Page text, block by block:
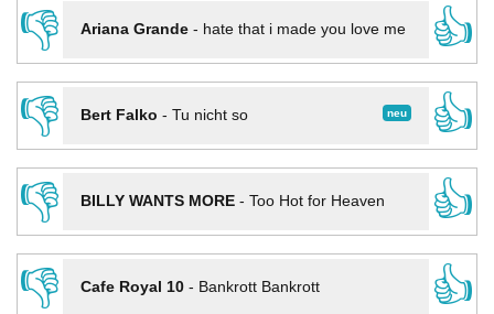
👎
Ariana Grande- hate that i made you love me
👍
👎
neu
Bert Falko - Tu nicht so
👍
👎
BILLY WANTS MORE- Too Hot for Heaven
👍
👎
Cafe Royal 10- Bankrott Bankrott
👍